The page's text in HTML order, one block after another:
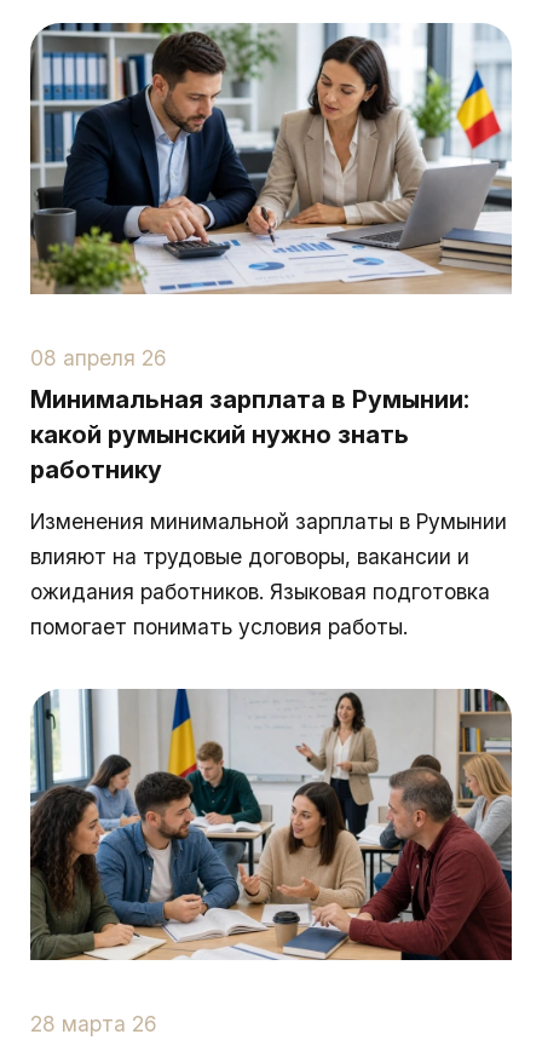
08 апреля 26
Минимальная зарплата в Румынии:
какой румынский нужно знать
работнику
Изменения минимальной зарплаты в Румынии
влияют на трудовые договоры, вакансии и
ожидания работников. Языковая подготовка
помогает понимать условия работы.
28 марта 26